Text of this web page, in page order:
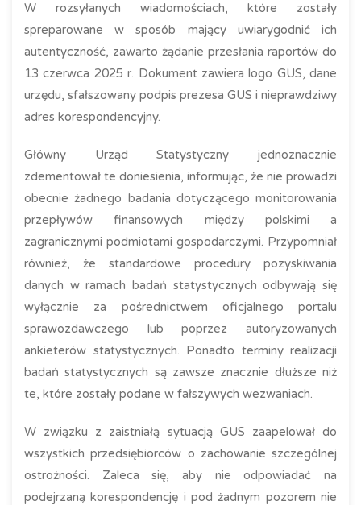
W rozsyłanych wiadomościach, które zostały
spreparowane w sposób mający uwiarygodnić ich
autentyczność, zawarto żądanie przesłania raportów do
13 czerwca 2025 r. Dokument zawiera logo GUS, dane
urzędu, sfałszowany podpis prezesa GUS i nieprawdziwy
adres korespondencyjny.
Główny Urząd Statystyczny jednoznacznie
zdementował te doniesienia, informując, że nie prowadzi
obecnie żadnego badania dotyczącego monitorowania
przepływów finansowych między polskimi a
zagranicznymi podmiotami gospodarczymi. Przypomniał
również, że standardowe procedury pozyskiwania
danych w ramach badań statystycznych odbywają się
wyłącznie za pośrednictwem oficjalnego portalu
sprawozdawczego lub poprzez autoryzowanych
ankieterów statystycznych. Ponadto terminy realizacji
badań statystycznych są zawsze znacznie dłuższe niż
te, które zostały podane w fałszywych wezwaniach.
W związku z zaistniałą sytuacją GUS zaapelował do
wszystkich przedsiębiorców o zachowanie szczególnej
ostrożności. Zaleca się, aby nie odpowiadać na
podejrzaną korespondencję i pod żadnym pozorem nie